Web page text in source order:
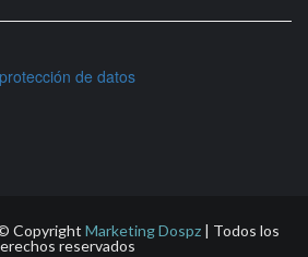
de datos
Copyright Marketing Dospz| Todos los
reservados